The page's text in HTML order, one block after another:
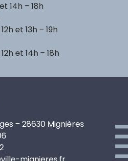
14h – 18h
et 13h – 19h
et 14h – 18h
– 28630 Mignières